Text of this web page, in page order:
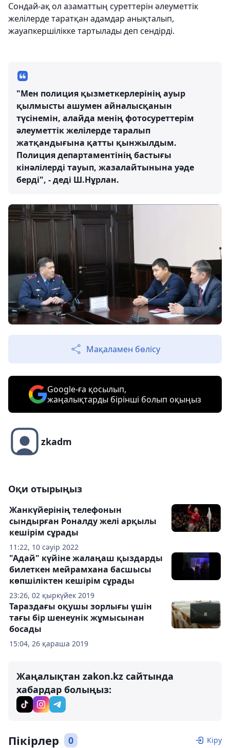
Сондай-ақ ол азаматтың суреттерін әлеуметтік
желілерде таратқан адамдар анықталып,
жауапкершілікке тартылады деп сендірді.
"Мен полиция қызметкерлерінің ауыр
қылмысты ашумен айналысқанын
түсінемін, алайда менің фотосуреттерім
әлеуметтік желілерде таралып
жатқандығына қатты қынжылдым.
Полиция департаментінің бастығы
кінәлілерді тауып, жазалайтынына уәде
берді", - деді Ш.Нұрлан.
Мақаламен бөлісу
Google-ға қосылып,
жаңалықтарды бірінші болып оқыңыз
zkadm
Оқи отырыңыз
11:22, 10 сәуір 2022
Жанкүйерінің телефонын
сындырған Роналду желі арқылы
кешірім сұрады
23:26, 02 қыркүйек 2019
"Адай" күйіне жалаңаш қыздарды
билеткен мейрамхана басшысы
көпшіліктен кешірім сұрады
15:04, 26 қараша 2019
Тараздағы оқушы зорлығы үшін
тағы бір шенеунік жұмысынан
босады
Жаңалықтан zakon.kz сайтында
хабардар болыңыз:
Пікірлер 0 Кіру